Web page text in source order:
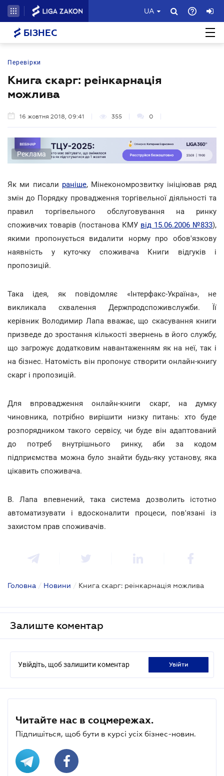
UA
БІЗНЕС
Перевірки
Книга скарг: реінкарнація
можлива
16 жовтня 2018, 09:41 355 0
Реклама
Як ми писали раніше, Мінекономрозвитку ініціював ряд
змін до Порядку провадження торгівельної діяльності та
правил торгівельного обслуговування на ринку
споживчих товарів (постанова КМУ від 15.06.2006 №833),
якими пропонується видалити норму про обов'язкову
наявність у куточку споживача Книги відгуків і
пропозицій.
Така ідея, як повідомляє «Інтерфакс-Україна», не
викликала схвалення Держпродспоживслужби. Її
керівник Володимир Лапа вважає, що скасування книги
призведе до зростання кількості звернень в його службу,
що загрожує додатковим навантаженням як на неї, так і
на бізнес. Натомість він пропонує створити онлайн-книгу
скарг і пропозицій.
Для впровадження онлайн-книги скарг, на думку
чиновника, потрібно вирішити низку питань: хто буде
розпорядником такого сервісу, чи буде він адаптований
до потреб внутрішнього ринку, аби за кодом
підприємства можна було знайти будь-яку установу, яка
цікавить споживача.
В. Лапа впевнений, така система дозволить істотно
автоматизувати і вдосконалити процеси, пов'язані із
захистом прав споживачів.
Головна / Новини / Книга скарг: реінкарнація можлива
Залиште коментар
Увійдіть, щоб залишити коментар увійти
Читайте нас в соцмережах.
Підпишіться, щоб бути в курсі усіх бізнес-новин.